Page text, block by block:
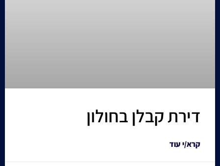
דירת קבלן בחולון
קרא/י עוד